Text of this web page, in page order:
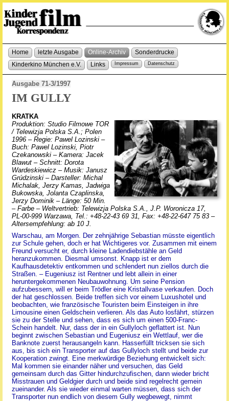
Home letzte Ausgabe Online-Archiv
Sonderdrucke
Kinderkino München e.V.
Links Impressum Datenschutz
Ausgabe 71-3/1997
IM GULLY
KRATKA
Produktion: Studio Filmowe TOR
/ Telewizja Polska S.A.; Polen
1996 – Regie: Pawel Lozinski –
Buch: Pawel Lozinski, Piotr
Czekanowski – Kamera: Jacek
Blawut – Schnitt: Dorota
Wardeskiewicz – Musik: Janusz
Grúdzinski – Darsteller: Michal
Michalak, Jerzy Kamas, Jadwiga
Bukowska, Jolanta Czaplinska,
Jerzy Dominik – Länge: 50 Min.
– Farbe – Weltvertrieb: Telewizja Polska S.A., J.P. Woronicza 17,
PL-00-999 Warzawa, Tel.: +48-22-43 69 31, Fax: +48-22-647 75 83 –
Altersempfehlung: ab 10 J.
Warschau, am Morgen. Der zehnjährige Sebastian müsste eigentlich
zur Schule gehen, doch er hat Wichtigeres vor. Zusammen mit einem
Freund versucht er, durch kleine Ladendiebstähle an Geld
heranzukommen. Diesmal umsonst. Knapp ist er dem
Kaufhausdetektiv entkommen und schlendert nun ziellos durch die
Straßen. – Eugeniusz ist Rentner und lebt allein in einer
heruntergekommenen Neubauwohnung. Um seine Pension
aufzubessern, will er beim Trödler eine Kristallvase verkaufen. Doch
der hat geschlossen. Beide treffen sich vor einem Luxushotel und
beobachten, wie französische Touristen beim Einsteigen in ihre
Limousine einen Geldschein verlieren. Als das Auto losfährt, stürzen
sie zu der Stelle und sehen, dass es sich um einen 500-Franc-
Schein handelt. Nur, dass der in ein Gullyloch geflattert ist. Nun
beginnt zwischen Sebastian und Eugeniusz ein Wettlauf, wer die
Banknote zuerst herausangeln kann. Hasserfüllt tricksen sie sich
aus, bis sich ein Transporter auf das Gullyloch stellt und beide zur
Kooperation zwingt. Eine merkwürdige Beziehung entwickelt sich:
Mal kommen sie einander näher und versuchen, das Geld
gemeinsam durch das Gitter hindurchzufischen, dann wieder bricht
Misstrauen und Geldgier durch und beide sind regelrecht gemein
zueinander. Als sie wieder einmal warten müssen, dass sich der
Transporter nun endlich von diesem Gully wegbewegt, nimmt